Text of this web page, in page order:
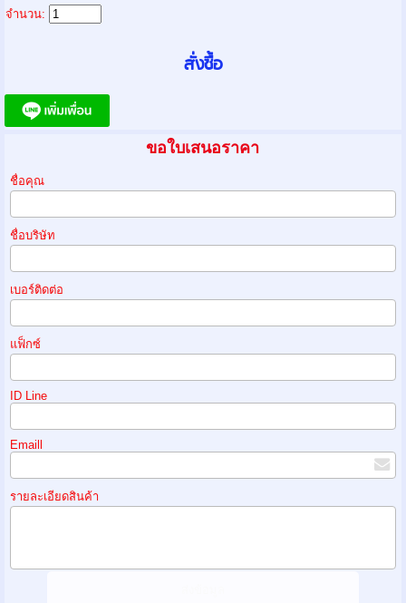
จำนวน:
ขอใบเสนอราคา
ชื่อคุณ
ชื่อบริษัท
เบอร์ติดต่อ
แฟ็กซ์
ID Line
Emaill
รายละเอียดสินค้า